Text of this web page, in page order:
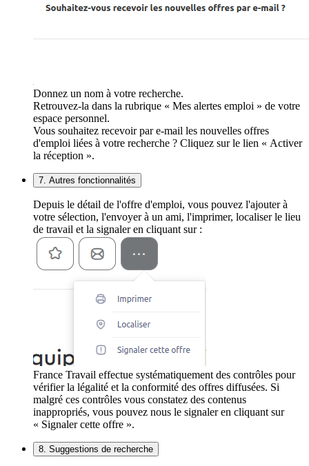
Donnez un nom à votre recherche.
Retrouvez-la dans la rubrique « Mes alertes emploi » de votre
espace personnel.
Vous souhaitez recevoir par e-mail les nouvelles offres
d'emploi liées à votre recherche ? Cliquez sur le lien « Activer
la réception ».
7. Autres fonctionnalités
Depuis le détail de l'offre d'emploi, vous pouvez l'ajouter à
votre sélection, l'envoyer à un ami, l'imprimer, localiser le lieu
de travail et la signaler en cliquant sur :
France Travail effectue systématiquement des contrôles pour
vérifier la légalité et la conformité des offres diffusées. Si
malgré ces contrôles vous constatez des contenus
inappropriés, vous pouvez nous le signaler en cliquant sur
« Signaler cette offre ».
8. Suggestions de recherche